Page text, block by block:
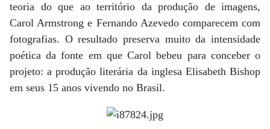
teoria do que ao território da produção de imagens,
Carol Armstrong e Fernando Azevedo comparecem com
fotografias. O resultado preserva muito da intensidade
poética da fonte em que Carol bebeu para conceber o
projeto: a produção literária da inglesa Elisabeth Bishop
em seus 15 anos vivendo no Brasil.